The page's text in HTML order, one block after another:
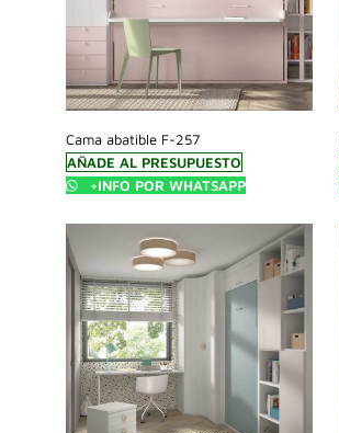
Cama abatible F-257
AÑADE AL PRESUPUESTO
+INFO POR WHATSAPP